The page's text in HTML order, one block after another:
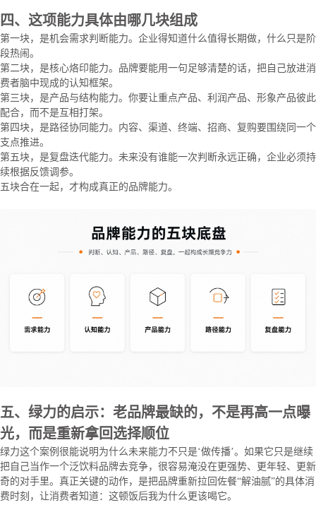
四、这项能力具体由哪几块组成
第一块，是机会需求判断能力。企业得知道什么值得长期做，什么只是阶
段热闹。
第二块，是核心烙印能力。品牌要能用一句足够清楚的话，把自己放进消
费者脑中现成的认知框架。
第三块，是产品与结构能力。你要让重点产品、利润产品、形象产品彼此
配合，而不是互相打架。
第四块，是路径协同能力。内容、渠道、终端、招商、复购要围绕同一个
支点推进。
第五块，是复盘迭代能力。未来没有谁能一次判断永远正确，企业必须持
续根据反馈调参。
五块合在一起，才构成真正的品牌能力。
五、绿力的启示：老品牌最缺的，不是再高一点曝
光，而是重新拿回选择顺位
绿力这个案例很能说明为什么未来能力不只是‘做传播’。如果它只是继续
把自己当作一个泛饮料品牌去竞争，很容易淹没在更强势、更年轻、更新
奇的对手里。真正关键的动作，是把品牌重新拉回佐餐“解油腻”的具体消
费时刻，让消费者知道：这顿饭后我为什么更该喝它。